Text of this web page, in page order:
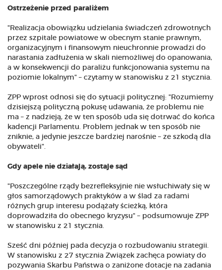
Ostrzeżenie przed paraliżem
"Realizacja obowiązku udzielania świadczeń zdrowotnych
przez szpitale powiatowe w obecnym stanie prawnym,
organizacyjnym i finansowym nieuchronnie prowadzi do
narastania zadłużenia w skali niemożliwej do opanowania,
a w konsekwencji do paraliżu funkcjonowania systemu na
poziomie lokalnym" – czytamy w stanowisku z 21 stycznia.
ZPP wprost odnosi się do sytuacji politycznej: "Rozumiemy
dzisiejszą polityczną pokusę udawania, że problemu nie
ma – z nadzieją, że w ten sposób uda się dotrwać do końca
kadencji Parlamentu. Problem jednak w ten sposób nie
zniknie, a jedynie jeszcze bardziej narośnie – ze szkodą dla
obywateli".
Gdy apele nie działają, zostaje sąd
"Poszczególne rządy bezrefleksyjnie nie wsłuchiwały się w
głos samorządowych praktyków a w ślad za radami
różnych grup interesu podążały ścieżką, która
doprowadziła do obecnego kryzysu" – podsumowuje ZPP
w stanowisku z 21 stycznia.
Sześć dni później pada decyzja o rozbudowaniu strategii.
W stanowisku z 27 stycznia Związek zachęca powiaty do
pozywania Skarbu Państwa o zaniżone dotacje na zadania